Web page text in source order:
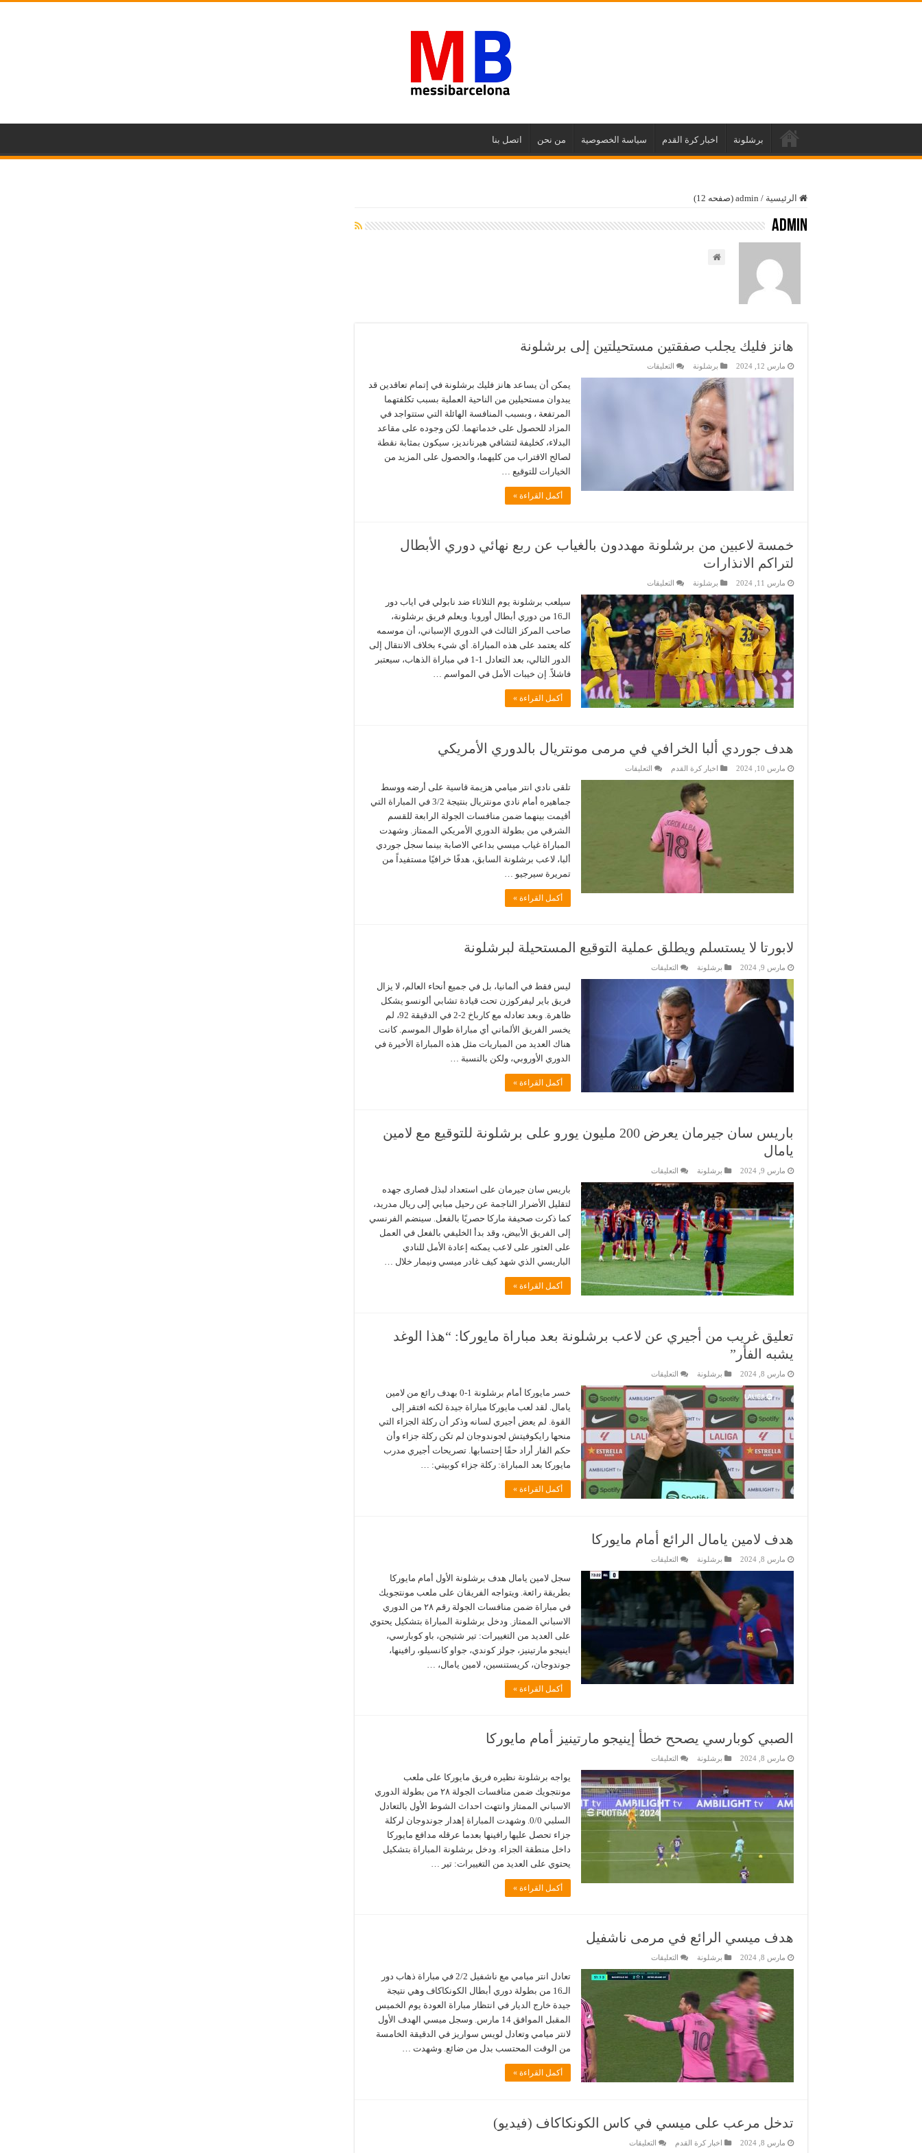
برشلونة اخبار كرة القدم سياسة الخصوصية من نحن اتصل بنا
الرئيسية / admin (صفحه 12)
admin
هانز فليك يجلب صفقتين مستحيلتين إلى برشلونة
مارس 12, 2024 برشلونة التعليقات
يمكن أن يساعد هانز فليك برشلونة في إتمام تعاقدين قد
يبدوان مستحيلين من الناحية العملية بسبب تكلفتهما
المرتفعة ، وبسبب المنافسة الهائلة التي ستتواجد في
المزاد للحصول على خدماتهما. لكن وجوده على مقاعد
البدلاء، كخليفة لتشافي هيرنانديز، سيكون بمثابة نقطة
لصالح الاقتراب من كليهما، والحصول على المزيد من
الخيارات للتوقيع …
أكمل القراءة »
خمسة لاعبين من برشلونة مهددون بالغياب عن ربع نهائي دوري الأبطال
لتراكم الانذارات
مارس 11, 2024 برشلونة التعليقات
لاعبين
برشلونة
مهددون
بالغياب
عن
ربع
نهائي
دوري
الأبطال
لتراكم
الانذارات
مغلقة
سيلعب برشلونة يوم الثلاثاء ضد نابولي في اياب دور
الـ16 من دوري أبطال أوروبا. ويعلم فريق برشلونة،
صاحب المركز الثالث في الدوري الإسباني، أن موسمه
كله يعتمد على هذه المباراة. أي شيء بخلاف الانتقال إلى
الدور التالي، بعد التعادل 1-1 في مباراة الذهاب، سيعتبر
فاشلاً. إن خيبات الأمل في المواسم …
أكمل القراءة »
هدف جوردي ألبا الخرافي في مرمى مونتريال بالدوري الأمريكي
مارس 10, 2024 اخبار كرة القدم التعليقات
تلقى نادي انتر ميامي هزيمة قاسية على أرضه ووسط
جماهيره أمام نادي مونتريال بنتيجة 3/2 في المباراة التي
أقيمت بينهما ضمن منافسات الجولة الرابعة للقسم
الشرقي من بطولة الدوري الأمريكي الممتاز. وشهدت
المباراة غياب ميسي بداعي الاصابة بينما سجل جوردي
ألبا، لاعب برشلونة السابق، هدفًا خرافيًا مستفيداً من
تمريرة سيرجيو …
أكمل القراءة »
لابورتا لا يستسلم ويطلق عملية التوقيع المستحيلة لبرشلونة
مارس 9, 2024 برشلونة التعليقات
لبرشلونة
مغلقة
ليس فقط في ألمانيا، بل في جميع أنحاء العالم، لا يزال
فريق باير ليفركوزن تحت قيادة تشابي ألونسو يشكل
ظاهرة. وبعد تعادله مع كارباخ 2-2 في الدقيقة 92، لم
يخسر الفريق الألماني أي مباراة طوال الموسم. كانت
هناك العديد من المباريات مثل هذه المباراة الأخيرة في
الدوري الأوروبي، ولكن بالنسبة …
أكمل القراءة »
باريس سان جيرمان يعرض 200 مليون يورو على برشلونة للتوقيع مع لامين
يامال
مارس 9, 2024 برشلونة التعليقات
سان
جيرمان
يعرض
200
مليون
يورو
على
برشلونة
للتوقيع
لامين
يامال
مغلقة
باريس سان جيرمان على استعداد لبذل قصارى جهده
لتقليل الأضرار الناجمة عن رحيل مبابي إلى ريال مدريد،
كما ذكرت صحيفة ماركا حصريًا بالفعل. سينضم الفرنسي
إلى الفريق الأبيض، وقد بدأ الخليفي بالفعل في العمل
على العثور على لاعب يمكنه إعادة الأمل للنادي
الباريسي الذي شهد كيف غادر ميسي ونيمار خلال …
أكمل القراءة »
تعليق غريب من أجيري عن لاعب برشلونة بعد مباراة مايوركا: “هذا الوغد
يشبه الفأر”
مارس 8, 2024 برشلونة التعليقات
غريب
من
أجيري
عن
لاعب
برشلونة
بعد
مباراة
مايوركا:
“هذا
الفأر”
خسر مايوركا أمام برشلونة 1-0 بهدف رائع من لامين
يامال. لقد لعب مايوركا مباراة جيدة لكنه افتقر إلى
القوة. لم يعض أجيري لسانه وذكر أن ركلة الجزاء التي
منحها رايكوفيتش لجوندوجان لم تكن ركلة جزاء وأن
حكم الفار أراد حقًا إحتسابها. تصريحات أجيري مدرب
مايوركا بعد المباراة: ركلة جزاء كوبيتي: …
أكمل القراءة »
هدف لامين يامال الرائع أمام مايوركا
مارس 8, 2024 برشلونة التعليقات
يامال
الرائع
أمام
مايوركا
مغلقة
سجل لامين يامال هدف برشلونة الأول أمام مايوركا
بطريقة رائعة. ويتواجه الفريقان على ملعب مونتجويك
في مباراة ضمن منافسات الجولة رقم ٢٨ من الدوري
الاسباني الممتاز. ودخل برشلونة المباراة بتشكيل يحتوي
على العديد من التغييرات: تير شتيجن، باو كوبارسي،
اينيجو مارتينيز، جولز كوندي، جواو كانسيلو، رافينها،
جوندوجان، كريستنسين، لامين يامال، …
أكمل القراءة »
الصبي كوبارسي يصحح خطأ إينيجو مارتينيز أمام مايوركا
مارس 8, 2024 برشلونة التعليقات
كوبارسي
يصحح
خطأ
إينيجو
مارتينيز
أمام
مايوركا
يواجه برشلونة نظيره فريق مايوركا على ملعب
مونتجويك ضمن منافسات الجولة ٢٨ من بطولة الدوري
الاسباني الممتاز وانتهت احداث الشوط الأول بالتعادل
السلبي 0/0. وشهدت المباراة إهدار جوندوجان لركلة
جزاء تحصل عليها رافينها بعدما عرقله مدافع مايوركا
داخل منطقة الجزاء. ودخل برشلونة المباراة بتشكيل
يحتوي على العديد من التغييرات: تير …
أكمل القراءة »
هدف ميسي الرائع في مرمى ناشفيل
مارس 8, 2024 برشلونة التعليقات
ميسي
الرائع
مغلقة
تعادل انتر ميامي مع ناشفيل 2/2 في مباراة ذهاب دور
الـ16 من بطولة دوري أبطال الكونكاكاف وهي نتيجة
جيدة خارج الديار في انتظار مباراة العودة يوم الخميس
المقبل الموافق 14 مارس. وسجل ميسي الهدف الأول
لانتر ميامي وتعادل لويس سواريز في الدقيقة الخامسة
من الوقت المحتسب بدل من ضائع. وشهدت …
أكمل القراءة »
تدخل مرعب على ميسي في كاس الكونكاكاف (فيديو)
مارس 8, 2024 اخبار كرة القدم التعليقات